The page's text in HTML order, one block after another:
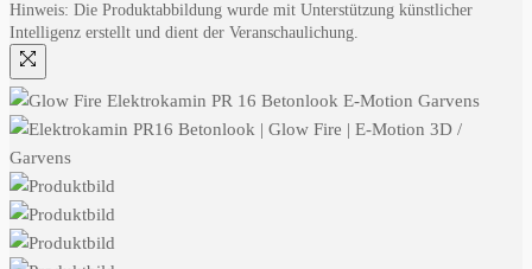
Hinweis: Die Produktabbildung wurde mit Unterstützung künstlicher
Intelligenz erstellt und dient der Veranschaulichung.